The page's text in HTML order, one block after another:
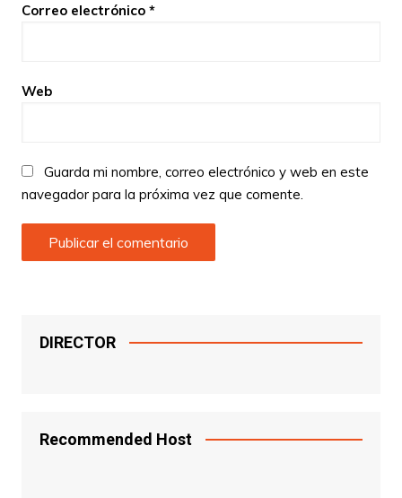
Correo electrónico *
Web
Guarda mi nombre, correo electrónico y web en este
navegador para la próxima vez que comente.
DIRECTOR
Recommended Host